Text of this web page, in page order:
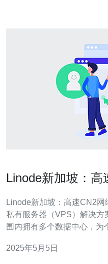
Linode新加坡：高
Linode新加坡：高速CN2网络服务 Linode是一
私有服务器（VPS）解决方
围内拥有多个数据中心，为
位于亚洲最重要的互联网枢
2025年5月5日